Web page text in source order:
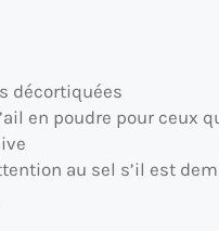
décortiquées
en poudre pour ceux
au sel s’il est